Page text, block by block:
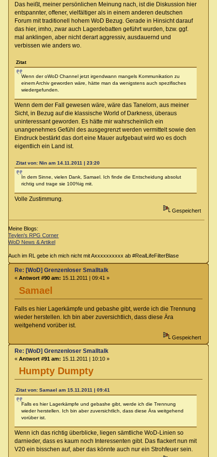
Das heißt, meiner persönlichen Meinung nach, ist die Diskussion hier
entspannter, offener, vielfältiger als in einem anderen deutschen
Forum mit traditionell hohem WoD Bezug. Gerade in Hinsicht darauf
das hier, imho, zwar auch Lagerdebatten geführt wurden, bzw. ggf.
mal anklingen, aber nicht derart aggressiv, ausdauernd und
verbissen wie anders wo.
Zitat
Wenn der oWoD Channel jetzt irgendwann mangels Kommunikation zu
einem Archiv geworden wäre, hätte man da wenigstens auch spezifisches
wiedergefunden.
Wenn dem der Fall gewesen wäre, wäre das Tanelorn, aus meiner
Sicht, in Bezug auf die klassische World of Darkness, überaus
uninteressant geworden. Es hätte mir wahrscheinlich ein
unangenehmes Gefühl des ausgegrenzt werden vermittelt sowie den
Eindruck bestärkt das dort eine Mauer aufgebaut wird wo es doch
eigentlich ein Land ist.
Zitat von: Nin am 14.11.2011 | 23:20
In dem Sinne, vielen Dank, Samael. Ich finde die Entscheidung absolut
richtig und trage sie 100%ig mit.
Volle Zustimmung.
Gespeichert
Meine Blogs:
Teylen's RPG Corner
WoD News & Artikel
Auch im RL gebe ich mich nicht mit Axxxxxxxxxx ab #RealLifeFilterBlase
Samael
Re: [WoD] Grenzenloser Smalltalk
« Antwort #90 am: 15.11.2011 | 09:41 »
Falls es hier Lagerkämpfe und gebashe gibt, werde ich die Trennung
wieder herstellen. Ich bin aber zuversichtlich, dass diese Ära
weitgehend vorüber ist.
Gespeichert
Humpty Dumpty
Re: [WoD] Grenzenloser Smalltalk
« Antwort #91 am: 15.11.2011 | 10:10 »
Zitat von: Samael am 15.11.2011 | 09:41
Falls es hier Lagerkämpfe und gebashe gibt, werde ich die Trennung
wieder herstellen. Ich bin aber zuversichtlich, dass diese Ära weitgehend
vorüber ist.
Wenn ich das richtig überblicke, liegen sämtliche WoD-Linien so
darnieder, dass es kaum noch Interessenten gibt. Das flackert nun mit
V20 ein bisschen auf, aber das könnte auch nur ein Strohfeuer sein.